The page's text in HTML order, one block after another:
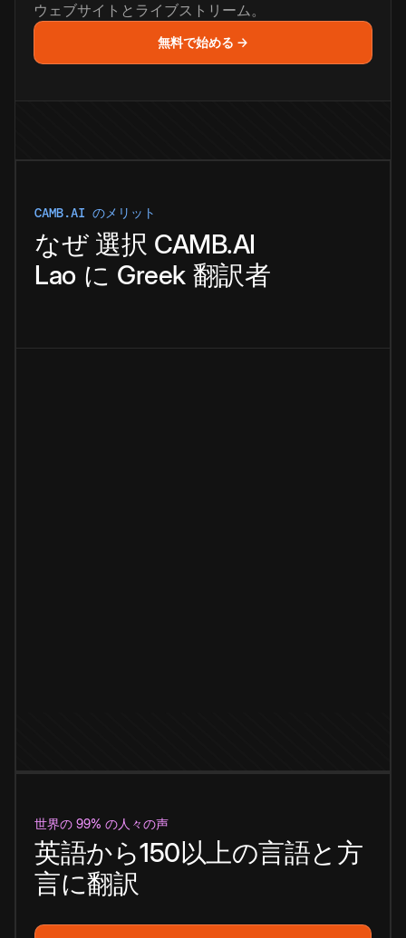
ウェブサイトとライブストリーム。
無料で始める →
CAMB.AI のメリット
なぜ 選択 CAMB.AI
Lao に Greek 翻訳者
世界の 99% の人々の声
英語から150以上の言語と方
言に翻訳